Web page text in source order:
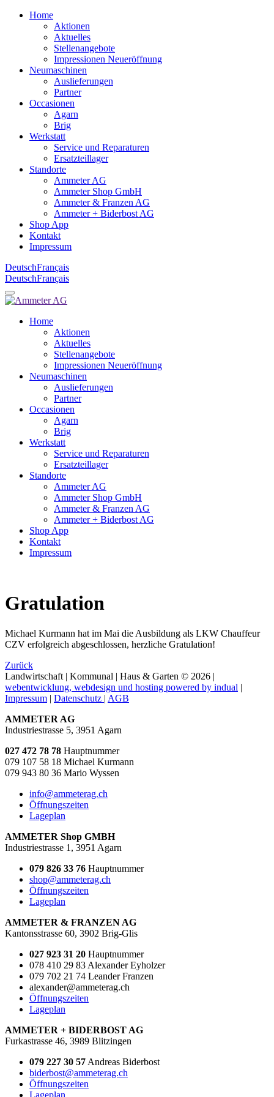
Home
Aktionen
Aktuelles
Stellenangebote
Impressionen Neueröffnung
Neumaschinen
Auslieferungen
Partner
Occasionen
Agarn
Brig
Werkstatt
Service und Reparaturen
Ersatzteillager
Standorte
Ammeter AG
Ammeter Shop GmbH
Ammeter & Franzen AG
Ammeter + Biderbost AG
Shop App
Kontakt
Impressum
DeutschFrançais
DeutschFrançais
Home
Aktionen
Aktuelles
Stellenangebote
Impressionen Neueröffnung
Neumaschinen
Auslieferungen
Partner
Occasionen
Agarn
Brig
Werkstatt
Service und Reparaturen
Ersatzteillager
Standorte
Ammeter AG
Ammeter Shop GmbH
Ammeter & Franzen AG
Ammeter + Biderbost AG
Shop App
Kontakt
Impressum
Gratulation
Michael Kurmann hat im Mai die Ausbildung als LKW Chauffeur
CZV erfolgreich abgeschlossen, herzliche Gratulation!
Zurück
Landwirtschaft | Kommunal | Haus & Garten © 2026 |
webentwicklung, webdesign und hosting powered by indual |
Impressum | Datenschutz | AGB
AMMETER AG
Industriestrasse 5, 3951 Agarn
027 472 78 78 Hauptnummer
079 107 58 18 Michael Kurmann
079 943 80 36 Mario Wyssen
info@ammeterag.ch
Öffnungszeiten
Lageplan
AMMETER Shop GMBH
Industriestrasse 1, 3951 Agarn
079 826 33 76 Hauptnummer
shop@ammeterag.ch
Öffnungszeiten
Lageplan
AMMETER & FRANZEN AG
Kantonsstrasse 60, 3902 Brig-Glis
027 923 31 20 Hauptnummer
078 410 29 83 Alexander Eyholzer
079 702 21 74 Leander Franzen
alexander@ammeterag.ch
Öffnungszeiten
Lageplan
AMMETER + BIDERBOST AG
Furkastrasse 46, 3989 Blitzingen
079 227 30 57 Andreas Biderbost
biderbost@ammeterag.ch
Öffnungszeiten
Lageplan